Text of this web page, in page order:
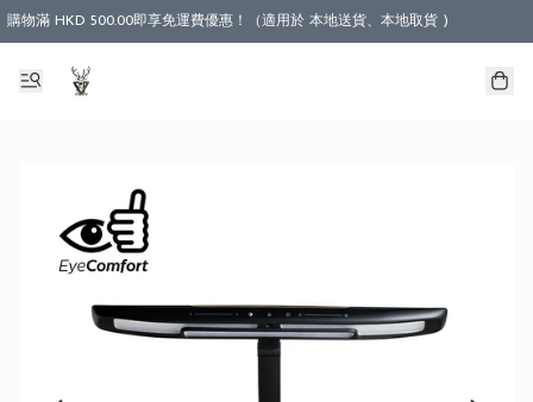
購物滿 HKD 500.00即享免運費優惠！（適用於 本地送貨、本地取貨 )